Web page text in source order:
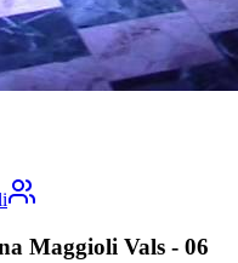
Maggioli Vals - 06